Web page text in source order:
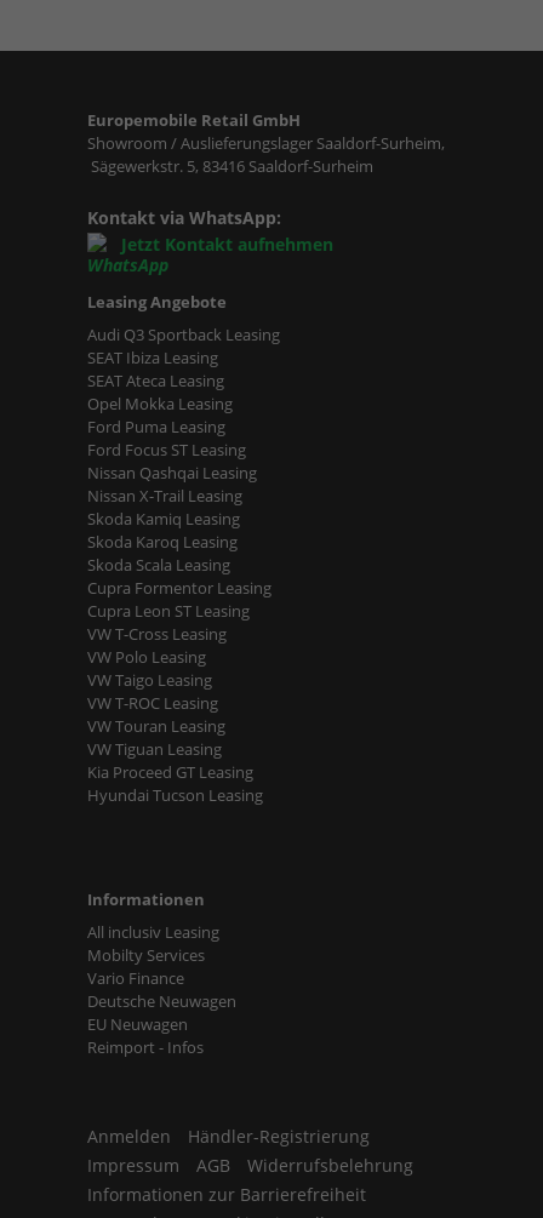
Europemobile Retail GmbH
Showroom / Auslieferungslager Saaldorf-Surheim,
Sägewerkstr. 5, 83416 Saaldorf-Surheim
Kontakt via WhatsApp:
Jetzt Kontakt aufnehmen
Leasing Angebote
Audi Q3 Sportback Leasing
SEAT Ibiza Leasing
SEAT Ateca Leasing
Opel Mokka Leasing
Ford Puma Leasing
Ford Focus ST Leasing
Nissan Qashqai Leasing
Nissan X-Trail Leasing
Skoda Kamiq Leasing
Skoda Karoq Leasing
Skoda Scala Leasing
Cupra Formentor Leasing
Cupra Leon ST Leasing
VW T-Cross Leasing
VW Polo Leasing
VW Taigo Leasing
VW T-ROC Leasing
VW Touran Leasing
VW Tiguan Leasing
Kia Proceed GT Leasing
Hyundai Tucson Leasing
Informationen
All inclusiv Leasing
Mobilty Services
Vario Finance
Deutsche Neuwagen
EU Neuwagen
Reimport - Infos
Anmelden
Händler-Registrierung
Impressum
AGB
Widerrufsbelehrung
Informationen zur Barrierefreiheit